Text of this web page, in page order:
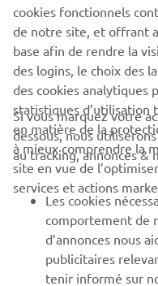
CORPORATE
BUSINESS
PLUS DE YAMAHA
SOUTIEN
cookies fonctionnels
de notre site, et offrant
base afin de rendre la
des logins, le choix des
des cookies analytiques
statistiques d’utilisation
en matière de la
à mieux comprendre la
site en vue de
services et actions
Si vous marquez votre
dessous, nous
au tracking, annonces &
Les cookies
comportement de
d’annonces nous
publicitaires
tenir informé sur